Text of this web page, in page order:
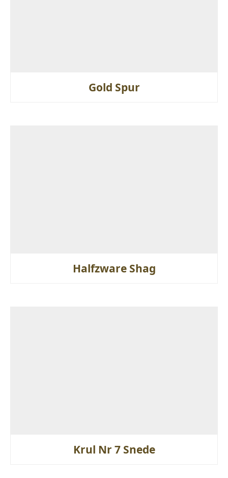
Gold Spur
Halfzware Shag
Krul Nr 7 Snede